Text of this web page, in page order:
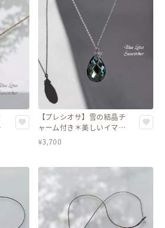
【プレシオサ】雪の結晶チ
ャーム付き＊美しいイマジ
ネーションカラーのしずく
クリスタルネックレス
¥3,700